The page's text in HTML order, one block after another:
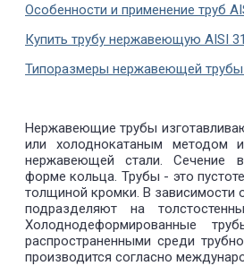
Особенности и применение труб
Купить трубу нержавеющую AISI
Типоразмеры нержавеющей трубы
Нержавеющие трубы
или холоднокатаным методом
нержавеющей стали. Сечение
форме кольца. Трубы - это
толщиной кромки. В зависимости
подразделяют на
Холоднодеформированные
распространенными среди
производится согласно